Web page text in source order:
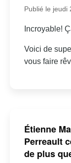
Publié le jeudi
Incroyable!
Voici de
vous faire
Étienne
Perreault
de plus